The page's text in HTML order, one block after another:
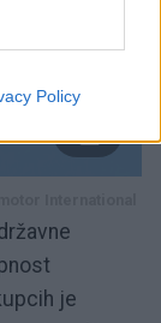
Policy
je